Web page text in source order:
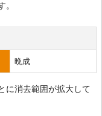
晩成
に消去範囲が拡大して